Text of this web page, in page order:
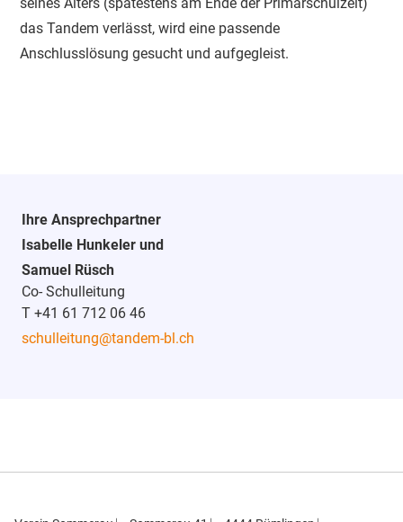
das Tandem verlässt, wird eine passende
Anschlusslösung gesucht und aufgegleist.
Ihre Ansprechpartner
Isabelle Hunkeler und
Samuel Rüsch
Co- Schulleitung
T +41 61 712 06 46
schulleitung@tandem-bl.ch